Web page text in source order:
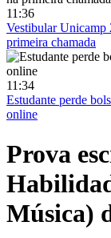
11:36
Vestibular Unicamp
primeira chamada
11:34
Estudante perde
online
Prova
Música)